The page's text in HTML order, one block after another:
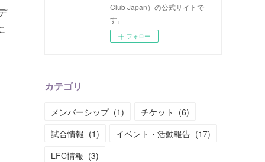
Club Japan）の公式サイトで
す。
フォロー
カテゴリ
メンバーシップ (1) チケット (6)
試合情報 (1) イベント・活動報告 (17)
LFC情報 (3)